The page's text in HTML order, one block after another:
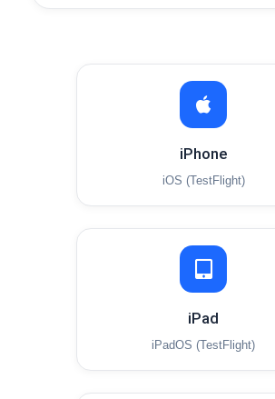
iPhone
iOS (TestFlight)
iPad
iPadOS (TestFlight)